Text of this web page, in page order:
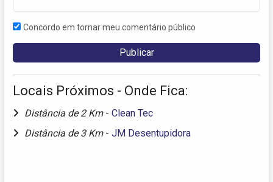
Concordo em tornar meu comentário público
Locais Próximos - Onde Fica:
Distância de 2 Km - Clean Tec
Distância de 3 Km - JM Desentupidora